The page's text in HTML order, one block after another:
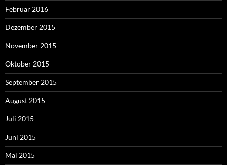
Februar 2016
Dezember 2015
November 2015
Oktober 2015
September 2015
August 2015
Juli 2015
Juni 2015
Mai 2015